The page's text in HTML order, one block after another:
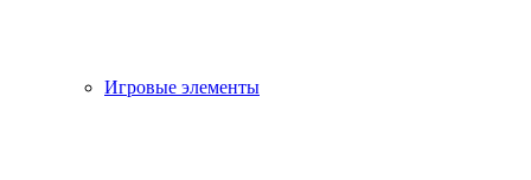
Игровые элементы